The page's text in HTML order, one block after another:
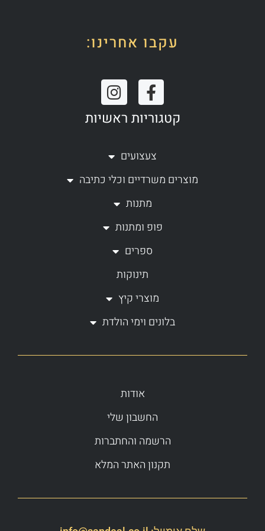
עקבו אחרינו:
F
a
c
b
o
o
k
f
I
n
s
a
r
a
קטגוריות ראשיות
צעצועים
מוצרים משרדיים וכלי כתיבה
מתנות
פופ ומתנות
ספרים
תינוקות
מוצרי קיץ
בלונים וימי הולדת
אודות
החשבון שלי
הרשמה והחתברות
תקנון האתר המלא